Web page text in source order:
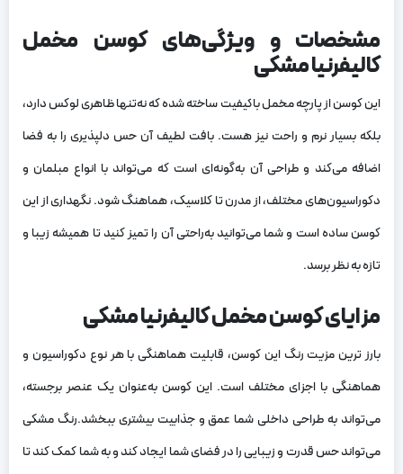
مشخصات و ویژگی‌های کوسن مخمل
کالیفرنیا مشکی
این کوسن از پارچه مخمل باکیفیت ساخته شده که نه‌تنها ظاهری لوکس دارد،
بلکه بسیار نرم و راحت نیز هست. بافت لطیف آن حس دلپذیری را به فضا
اضافه می‌کند و طراحی آن به‌گونه‌ای است که می‌تواند با انواع مبلمان و
دکوراسیون‌های مختلف، از مدرن تا کلاسیک، هماهنگ شود. نگهداری از این
کوسن ساده است و شما می‌توانید به‌راحتی آن را تمیز کنید تا همیشه زیبا و
تازه به نظر برسد.
مزایای کوسن مخمل کالیفرنیا مشکی
بارز ترین مزیت رنگ این کوسن، قابلیت هماهنگی با هر نوع دکوراسیون و
هماهنگی با اجزای مختلف است. این کوسن به‌عنوان یک عنصر برجسته،
می‌تواند به طراحی داخلی شما عمق و جذابیت بیشتری ببخشد.رنگ مشکی
می‌تواند حس قدرت و زیبایی را در فضای شما ایجاد کند و به شما کمک کند تا